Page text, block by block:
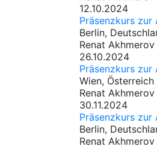
12.10.2024
Präsenzkurs zur
Berlin,
Renat Akhmerov
26.10.2024
Präsenzkurs zur
Wien, Österreich
Renat Akhmerov
30.11.2024
Präsenzkurs zur
Berlin,
Renat Akhmerov